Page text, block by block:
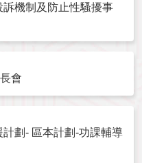
機制及防止性騷擾事
會
劃- 區本計劃-功課輔導